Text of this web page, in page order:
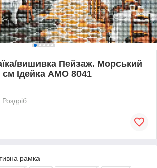
вишивка Пейзаж. Морський
см Ідейка AMO 8041
Роздріб
рамка